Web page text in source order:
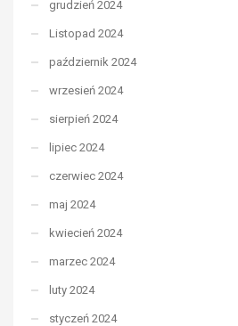
grudzień 2024
Listopad 2024
październik 2024
wrzesień 2024
sierpień 2024
lipiec 2024
czerwiec 2024
maj 2024
kwiecień 2024
marzec 2024
luty 2024
styczeń 2024